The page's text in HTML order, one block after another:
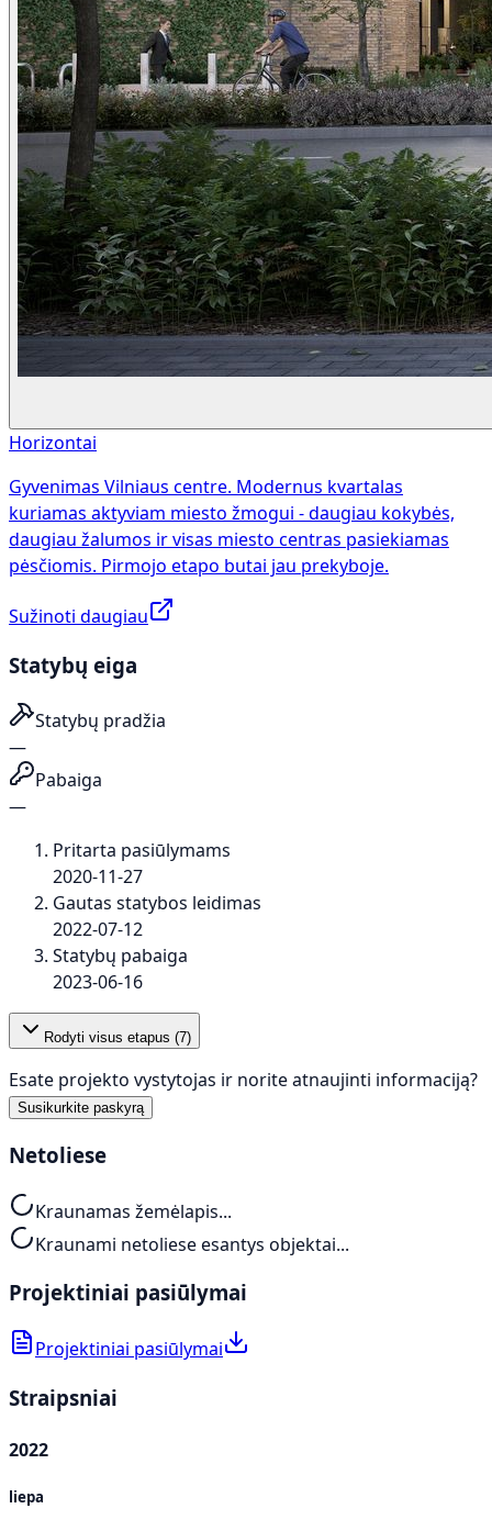
Horizontai
Gyvenimas Vilniaus centre. Modernus kvartalas
kuriamas aktyviam miesto žmogui - daugiau kokybės,
daugiau žalumos ir visas miesto centras pasiekiamas
pėsčiomis. Pirmojo etapo butai jau prekyboje.
Sužinoti daugiau
Statybų eiga
Statybų pradžia
—
Pabaiga
—
Pritarta pasiūlymams
2020-11-27
Gautas statybos leidimas
2022-07-12
Statybų pabaiga
2023-06-16
Rodyti visus etapus (7)
Esate projekto vystytojas ir norite atnaujinti informaciją?
Susikurkite paskyrą
Netoliese
Kraunamas žemėlapis...
Kraunami netoliese esantys objektai...
Projektiniai pasiūlymai
Projektiniai pasiūlymai
Straipsniai
2022
liepa